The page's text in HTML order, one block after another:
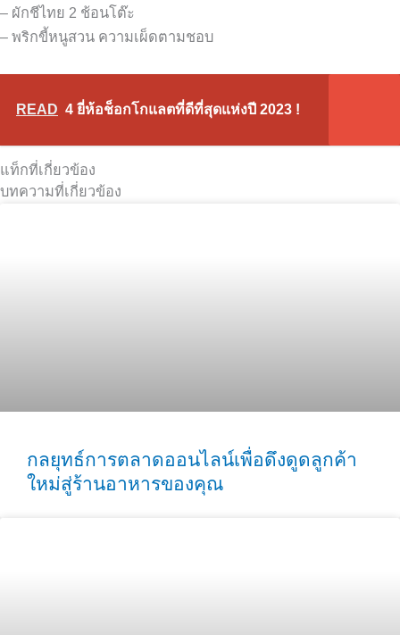
– ผักชีไทย 2 ช้อนโต๊ะ
– พริกขี้หนูสวน ความเผ็ดตามชอบ
READ 4 ยี่ห้อช็อกโกแลตที่ดีที่สุดแห่งปี 2023 !
แท็กที่เกี่ยวข้อง
บทความที่เกี่ยวข้อง
กลยุทธ์การตลาดออนไลน์เพื่อดึงดูดลูกค้า
ใหม่สู่ร้านอาหารของคุณ